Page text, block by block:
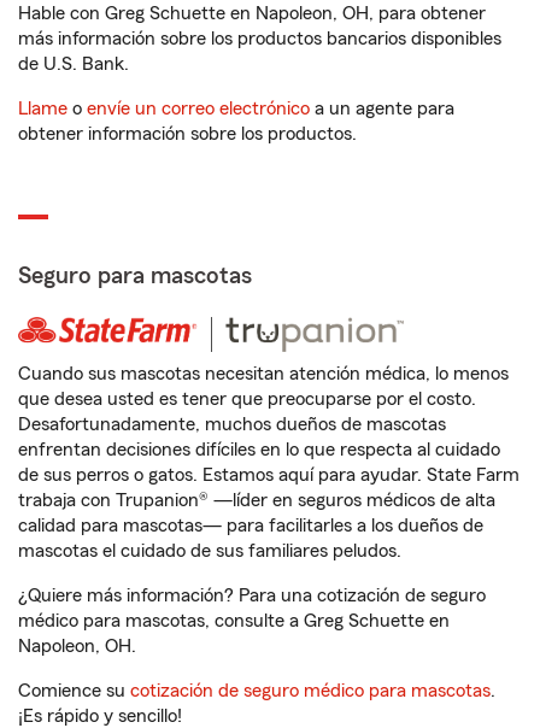
Hable con Greg Schuette en Napoleon, OH, para obtener
más información sobre los productos bancarios disponibles
de U.S. Bank.
Llame o envíe un correo electrónico a un agente para
obtener información sobre los productos.
Seguro para mascotas
Cuando sus mascotas necesitan atención médica, lo menos
que desea usted es tener que preocuparse por el costo.
Desafortunadamente, muchos dueños de mascotas
enfrentan decisiones difíciles en lo que respecta al cuidado
de sus perros o gatos. Estamos aquí para ayudar. State Farm
trabaja con Trupanion® —líder en seguros médicos de alta
calidad para mascotas— para facilitarles a los dueños de
mascotas el cuidado de sus familiares peludos.
¿Quiere más información? Para una cotización de seguro
médico para mascotas, consulte a Greg Schuette en
Napoleon, OH.
Comience su cotización de seguro médico para mascotas.
¡Es rápido y sencillo!